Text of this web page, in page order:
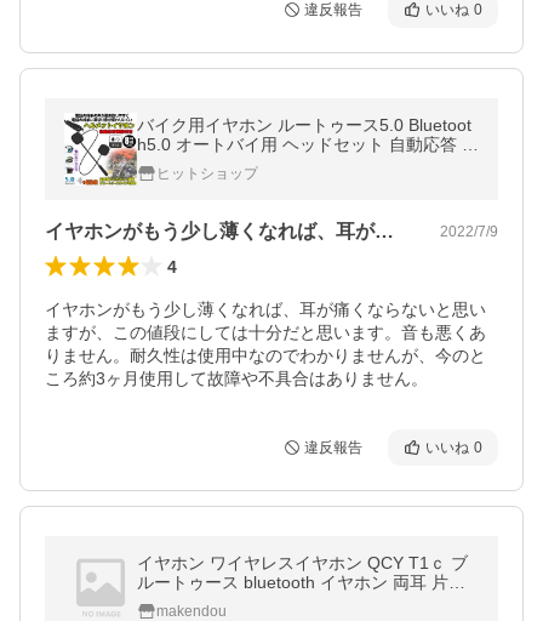
違反報告 いいね 0
バイク用イヤホン ルートゥース5.0 Bluetoot
h5.0 オートバイ用 ヘッドセット 自動応答 8
時間連続音楽再生 ヘルメットイヤホン
ヒットショップ
イヤホンがもう少し薄くなれば、耳が痛く… 2022/7/9
4
イヤホンがもう少し薄くなれば、耳が痛くならないと思い
ますが、この値段にしては十分だと思います。音も悪くあ
りません。耐久性は使用中なのでわかりませんが、今のと
ころ約3ヶ月使用して故障や不具合はありません。
違反報告 いいね 0
イヤホン ワイヤレスイヤホン QCY T1ｃ ブ
ルートゥース bluetooth イヤホン 両耳 片耳
高音質 格安 防水 マイク iPhone Android
makendou